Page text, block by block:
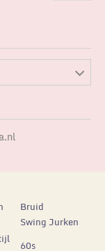
Bruid
Swing Jurken
60s